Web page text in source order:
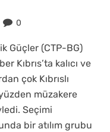
0
Güçler (CTP-BG)
Kıbrıs’ta kalıcı ve
çok Kıbrıslı
müzakere
Seçimi
bir atılım grubu